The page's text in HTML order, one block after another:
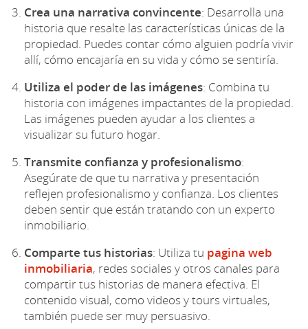
Crea una narrativa convincente: Desarrolla una
historia que resalte las características únicas de la
propiedad. Puedes contar cómo alguien podría vivir
allí, cómo encajaría en su vida y cómo se sentiría.
Utiliza el poder de las imágenes: Combina tu
historia con imágenes impactantes de la propiedad.
Las imágenes pueden ayudar a los clientes a
visualizar su futuro hogar.
Transmite confianza y profesionalismo:
Asegúrate de que tu narrativa y presentación
reflejen profesionalismo y confianza. Los clientes
deben sentir que están tratando con un experto
inmobiliario.
Comparte tus historias: Utiliza tu pagina web
inmobiliaria, redes sociales y otros canales para
compartir tus historias de manera efectiva. El
contenido visual, como videos y tours virtuales,
también puede ser muy persuasivo.